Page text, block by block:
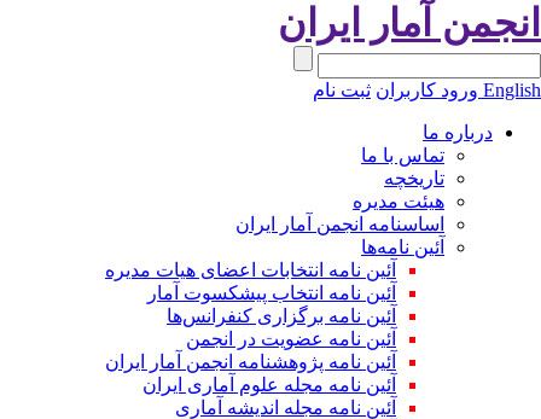
آمار ایران
ورود کاربران ثبت نام
درباره ما
تماس با ما
تاریخچه
هیئت مدیره
اساسنامه انجمن آمار ایران
آئین نامه‌ها
آئین نامه انتخابات اعضای هیات مدیره
آئین نامه انتخاب پیشکسوت آمار
آئین نامه برگزاری کنفرانس‌ها
آئین نامه عضویت در انجمن
آئین نامه پژوهشنامه انجمن آمار ایران
آئین نامه مجله علوم آماری ایران
آئین نامه مجله اندیشه آماری